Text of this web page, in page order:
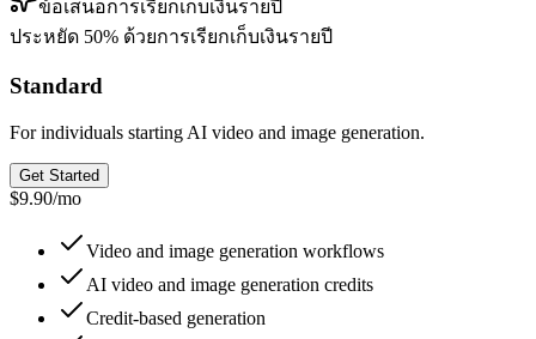
ข้อเสนอการเรียกเก็บเงินรายปี
ประหยัด 50% ด้วยการเรียกเก็บเงินรายปี
Standard
For individuals starting AI video and image generation.
Get Started
$9.90/mo
Video and image generation workflows
AI video and image generation credits
Credit-based generation